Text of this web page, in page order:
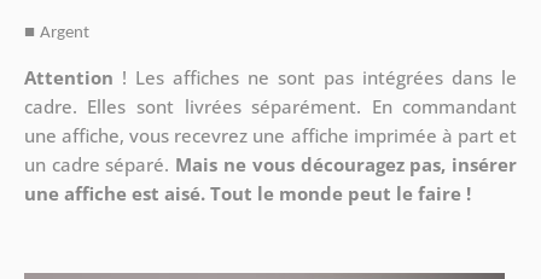
■ Argent
Attention ! Les affiches ne sont pas intégrées dans le
cadre. Elles sont livrées séparément. En commandant
une affiche, vous recevrez une affiche imprimée à part et
un cadre séparé. Mais ne vous découragez pas, insérer
une affiche est aisé. Tout le monde peut le faire !